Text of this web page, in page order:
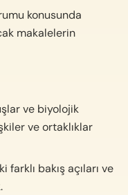
konusunda
makalelerin
ve biyolojik
ve ortaklıklar
bakış açıları ve